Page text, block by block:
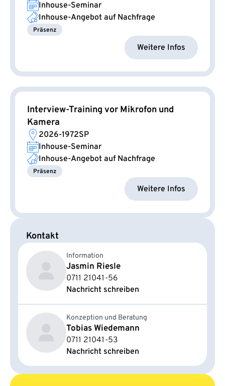
Inhouse-Seminar
Inhouse-Angebot auf Nachfrage
Präsenz
Weitere Infos
Interview-Training vor Mikrofon und
Kamera
2026-1972SP
Inhouse-Seminar
Inhouse-Angebot auf Nachfrage
Präsenz
Weitere Infos
Kontakt
Information
Jasmin Riesle
0711 21041-56
Nachricht schreiben
Konzeption und Beratung
Tobias Wiedemann
0711 21041-53
Nachricht schreiben